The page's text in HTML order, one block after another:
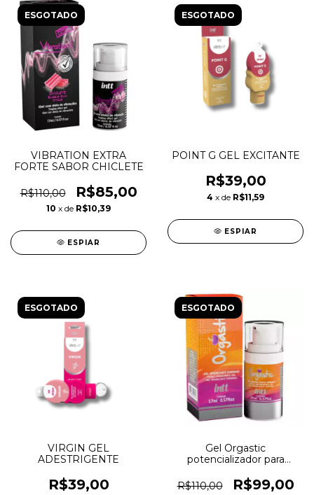
ESGOTADO
VIBRATION EXTRA
FORTE SABOR CHICLETE
R$110,00 R$85,00
10 x de R$10,39
ESPIAR
ESGOTADO
POINT G GEL EXCITANTE
R$39,00
4 x de R$11,59
ESPIAR
ESGOTADO
VIRGIN GEL
ADESTRIGENTE
R$39,00
ESGOTADO
Gel Orgastic
potencializador para
R$110,00
R$99,00